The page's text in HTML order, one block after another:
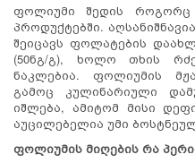
ფოლიუმი შედის
პროდუქტებში.
შეიცავს ფოლატების
(50ნგ/გ), ხოლო თხის
ნაკლებია. ფოლიუმის
გამოც კულინარიული
იშლება, ამიტომ მისი
აუცილებელია უმი
ფოლიუმის მიღების რა